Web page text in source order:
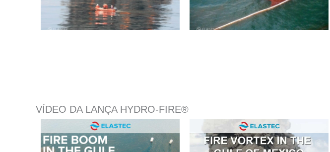
VÍDEO DA LANÇA HYDRO-FIRE®